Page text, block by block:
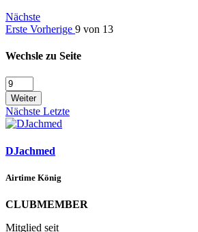
Nächste
Erste Vorherige 9 von 13
Wechsle zu Seite
Weiter
Nächste Letzte
DJachmed
Airtime König
CLUBMEMBER
Mitglied seit